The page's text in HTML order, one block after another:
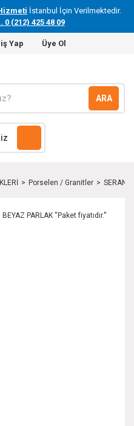
İstanbul İçin Verilmektedir.
(212) 425 48 09
Yap Üye Ol
ARA
Porselen / Granitler